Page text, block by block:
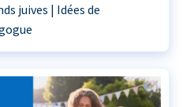
juives | Idées de